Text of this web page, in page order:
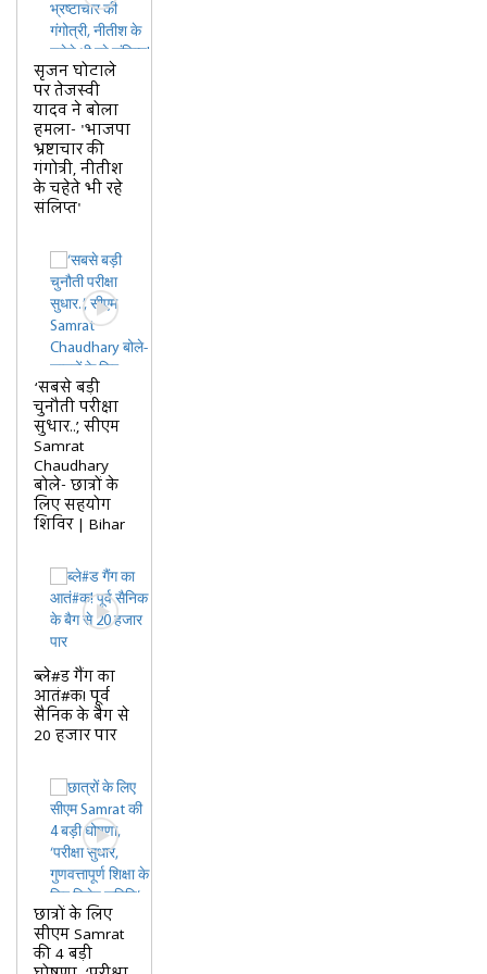
सृजन घोटाले
पर तेजस्वी
यादव ने बोला
हमला- 'भाजपा
भ्रष्टाचार की
गंगोत्री, नीतीश
के चहेते भी रहे
संलिप्त'
‘सबसे बड़ी
चुनौती परीक्षा
सुधार..’, सीएम
Samrat
Chaudhary
बोले- छात्रों के
लिए सहयोग
शिविर | Bihar
ब्ले#ड गैंग का
आतं#क! पूर्व
सैनिक के बैग से
20 हजार पार
छात्रों के लिए
सीएम Samrat
की 4 बड़ी